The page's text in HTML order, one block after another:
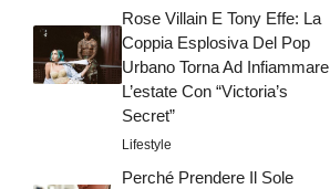
Rose Villain E Tony Effe: La
Coppia Esplosiva Del Pop
Urbano Torna Ad Infiammare
L’estate Con “Victoria’s
Secret”
Lifestyle
Perché Prendere Il Sole